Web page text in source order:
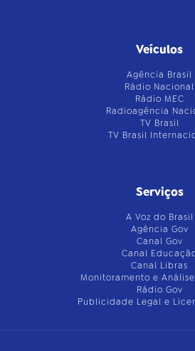
Veículos
Agência Brasil
Rádio Nacional
Rádio MEC
Radioagência
TV Brasil
TV Brasil
Serviços
A Voz do Brasil
Agência Gov
Canal Gov
Canal
Canal Libras
Monitoramento e
Rádio Gov
Publicidade Legal e